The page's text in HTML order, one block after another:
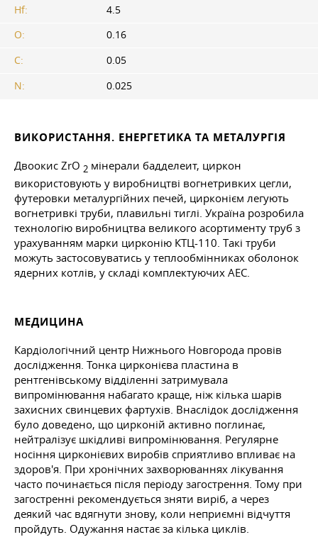
Hf:
4.5
O:
0.16
C:
0.05
N:
0.025
ВИКОРИСТАННЯ. ЕНЕРГЕТИКА ТА МЕТАЛУРГІЯ
Двоокис ZrO 2 мінерали бадделеит, циркон
використовують у виробництві вогнетривких цегли,
футеровки металургійних печей, цирконієм легують
вогнетривкі труби, плавильні тиглі. Україна розробила
технологію виробництва великого асортименту труб з
урахуванням марки цирконію КТЦ-110. Такі труби
можуть застосовуватись у теплообмінниках оболонок
ядерних котлів, у складі комплектуючих АЕС.
МЕДИЦИНА
Кардіологічний центр Нижнього Новгорода провів
дослідження. Тонка цирконієва пластина в
рентгенівському відділенні затримувала
випромінювання набагато краще, ніж кілька шарів
захисних свинцевих фартухів. Внаслідок дослідження
було доведено, що цирконій активно поглинає,
нейтралізує шкідливі випромінювання. Регулярне
носіння цирконієвих виробів сприятливо впливає на
здоров'я. При хронічних захворюваннях лікування
часто починається після періоду загострення. Тому при
загостренні рекомендується зняти виріб, а через
деякий час вдягнути знову, коли неприємні відчуття
пройдуть. Одужання настає за кілька циклів.